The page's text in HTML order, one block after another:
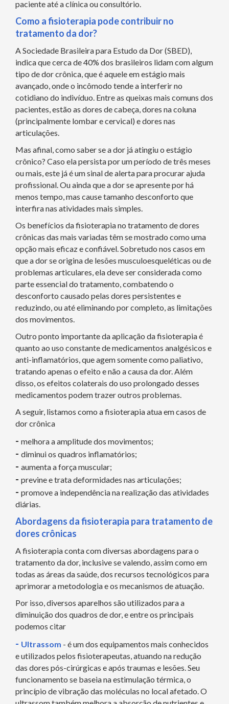
paciente até a clínica ou consultório.
Como a fisioterapia pode contribuir no
tratamento da dor?
A Sociedade Brasileira para Estudo da Dor (SBED),
indica que cerca de 40% dos brasileiros lidam com algum
tipo de dor crônica, que é aquele em estágio mais
avançado, onde o incômodo tende a interferir no
cotidiano do indivíduo. Entre as queixas mais comuns dos
pacientes, estão as dores de cabeça, dores na coluna
(principalmente lombar e cervical) e dores nas
articulações.
Mas afinal, como saber se a dor já atingiu o estágio
crônico? Caso ela persista por um período de três meses
ou mais, este já é um sinal de alerta para procurar ajuda
profissional. Ou ainda que a dor se apresente por há
menos tempo, mas cause tamanho desconforto que
interfira nas atividades mais simples.
Os benefícios da fisioterapia no tratamento de dores
crônicas das mais variadas têm se mostrado como uma
opção mais eficaz e confiável. Sobretudo nos casos em
que a dor se origina de lesões musculoesqueléticas ou de
problemas articulares, ela deve ser considerada como
parte essencial do tratamento, combatendo o
desconforto causado pelas dores persistentes e
reduzindo, ou até eliminando por completo, as limitações
dos movimentos.
Outro ponto importante da aplicação da fisioterapia é
quanto ao uso constante de medicamentos analgésicos e
anti-inflamatórios, que agem somente como paliativo,
tratando apenas o efeito e não a causa da dor. Além
disso, os efeitos colaterais do uso prolongado desses
medicamentos podem trazer outros problemas.
A seguir, listamos como a fisioterapia atua em casos de
dor crônica
- melhora a amplitude dos movimentos;
- diminui os quadros inflamatórios;
- aumenta a força muscular;
- previne e trata deformidades nas articulações;
- promove a independência na realização das atividades
diárias.
Abordagens da fisioterapia para tratamento de
dores crônicas
A fisioterapia conta com diversas abordagens para o
tratamento da dor, inclusive se valendo, assim como em
todas as áreas da saúde, dos recursos tecnológicos para
aprimorar a metodologia e os mecanismos de atuação.
Por isso, diversos aparelhos são utilizados para a
diminuição dos quadros de dor, e entre os principais
podemos citar
- Ultrassom - é um dos equipamentos mais conhecidos
e utilizados pelos fisioterapeutas, atuando na redução
das dores pós-cirúrgicas e após traumas e lesões. Seu
funcionamento se baseia na estimulação térmica, o
princípio de vibração das moléculas no local afetado. O